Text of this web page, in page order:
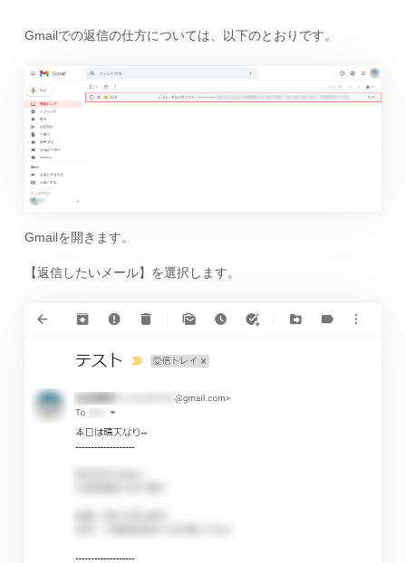
Gmailでの返信の仕方については、以下のとおりです。
Gmailを開きます。
【返信したいメール】を選択します。